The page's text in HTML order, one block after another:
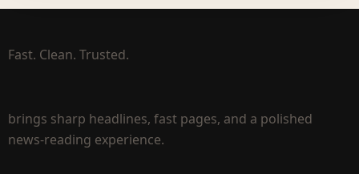
Fast. Clean. Trusted.
brings sharp headlines, fast pages, and a polished
news-reading experience.